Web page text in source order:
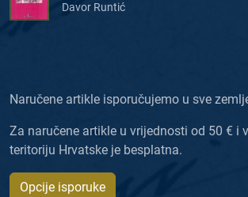
Davor Runtić
Naručene artikle isporučujemo u sve
Za naručene artikle u vrijednosti od 50 € i
teritoriju Hrvatske je besplatna.
Opcije isporuke